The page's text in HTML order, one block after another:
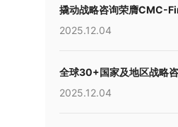
撬动战略咨询荣膺CMC-
2025.12.04
全球30+国家及地区战略
2025.12.04